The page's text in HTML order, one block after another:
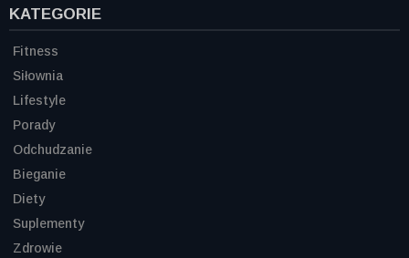
KATEGORIE
Fitness
Siłownia
Lifestyle
Porady
Odchudzanie
Bieganie
Diety
Suplementy
Zdrowie